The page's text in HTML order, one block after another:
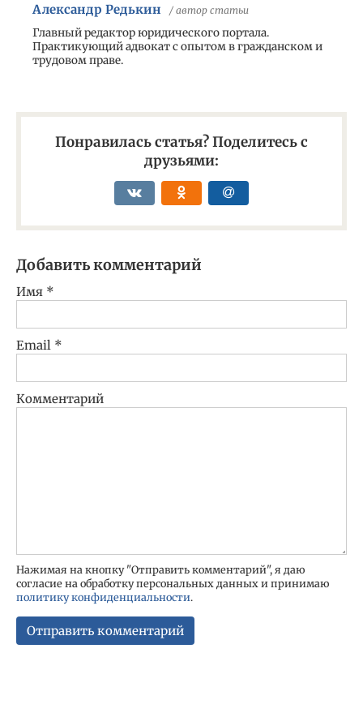
Александр Редькин / автор статьи
Главный редактор юридического портала.
Практикующий адвокат с опытом в гражданском и
трудовом праве.
Понравилась статья? Поделитесь с
друзьями:
Добавить комментарий
Имя *
Email *
Комментарий
Нажимая на кнопку "Отправить комментарий", я даю
согласие на обработку персональных данных и принимаю
политику конфиденциальности.